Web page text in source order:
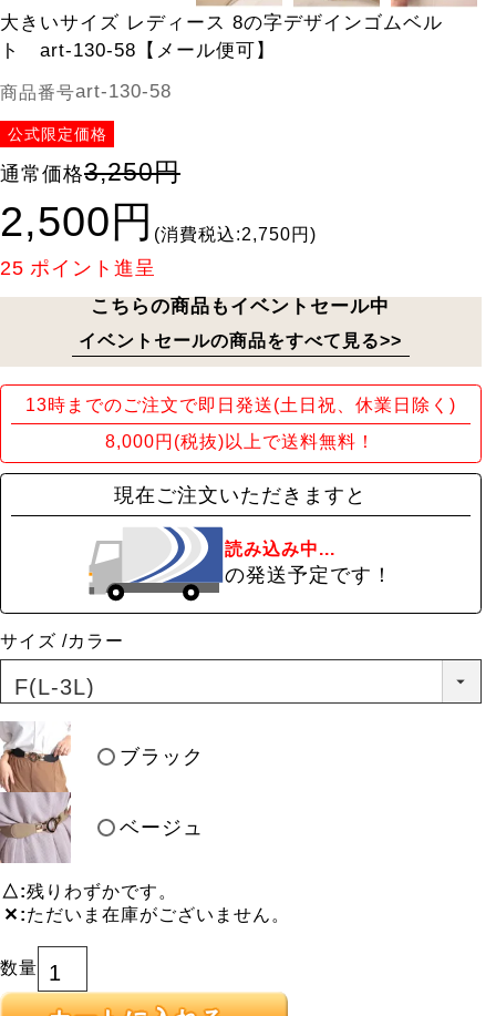
大きいサイズ レディース 8の字デザインゴムベル
ト art-130-58【メール便可】
商品番号art-130-58
公式限定価格
通常価格3,250円
2,500円 (消費税込:2,750円)
25 ポイント進呈
こちらの商品もイベントセール中
イベントセールの商品をすべて見る>>
13時までのご注文で即日発送(土日祝、休業日除く)
8,000円(税抜)以上で送料無料！
現在ご注文いただきますと
読み込み中...
の発送予定です！
サイズ カラー
ブラック
ベージュ
△ 残りわずかです。
✕ ただいま在庫がございません。